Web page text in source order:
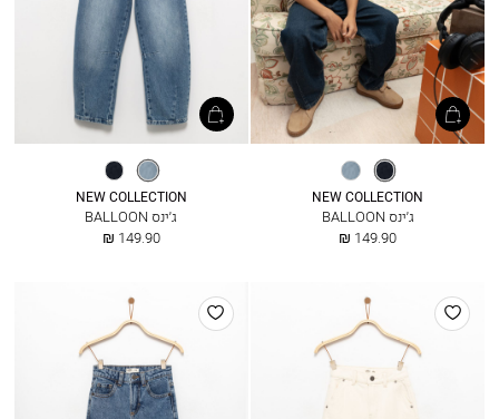
דנים
כהה
מיד
כחול
NEW COLLECTION
ג׳ינס BALLOON
החל
149.90 ₪
מיד
כחול
דנים
כהה
NEW COLLECTION
ג׳ינס BALLOON
החל
149.90 ₪
הוסף
למועדפים
הוסף
למועדפים